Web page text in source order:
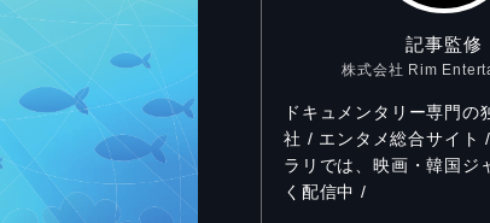
記事監修
株式会社 Rim
ドキュメンタリー専門の
社 / エンタメ総合サイト
ラリでは、映画・韓国ジ
く配信中 /